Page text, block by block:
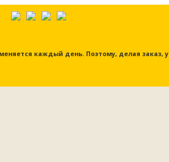
каждый день. Поэтому, делая